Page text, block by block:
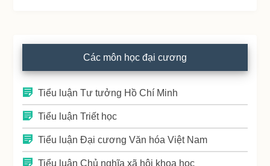
Các môn học đại cương
Tiểu luận Tư tưởng Hồ Chí Minh
Tiểu luận Triết học
Tiểu luận Đại cương Văn hóa Việt Nam
Tiểu luận Chủ nghĩa xã hội khoa học